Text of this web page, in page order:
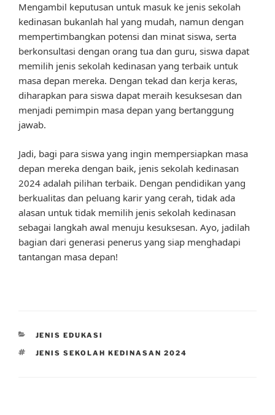
Mengambil keputusan untuk masuk ke jenis sekolah
kedinasan bukanlah hal yang mudah, namun dengan
mempertimbangkan potensi dan minat siswa, serta
berkonsultasi dengan orang tua dan guru, siswa dapat
memilih jenis sekolah kedinasan yang terbaik untuk
masa depan mereka. Dengan tekad dan kerja keras,
diharapkan para siswa dapat meraih kesuksesan dan
menjadi pemimpin masa depan yang bertanggung
jawab.
Jadi, bagi para siswa yang ingin mempersiapkan masa
depan mereka dengan baik, jenis sekolah kedinasan
2024 adalah pilihan terbaik. Dengan pendidikan yang
berkualitas dan peluang karir yang cerah, tidak ada
alasan untuk tidak memilih jenis sekolah kedinasan
sebagai langkah awal menuju kesuksesan. Ayo, jadilah
bagian dari generasi penerus yang siap menghadapi
tantangan masa depan!
CATEGORIES
JENIS EDUKASI
TAGS
JENIS SEKOLAH KEDINASAN 2024